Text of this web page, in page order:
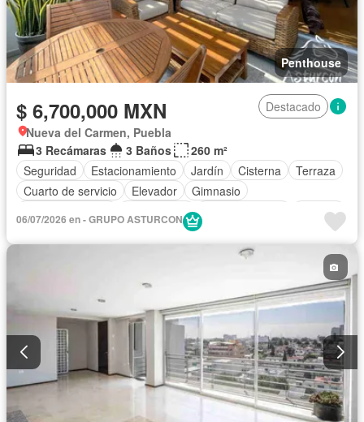
Penthouse
$ 6,700,000 MXN
Destacado
Nueva del Carmen, Puebla
3 Recámaras
3 Baños
260 m²
Seguridad
Estacionamiento Jardín Cisterna
Terraza
Cuarto de servicio
Elevador
Gimnasio
Zona infantil
Internet
Electricidad
Televisión por cable
Recámara con closet
Sin amueblar
06/07/2026 en - GRUPO ASTURCON